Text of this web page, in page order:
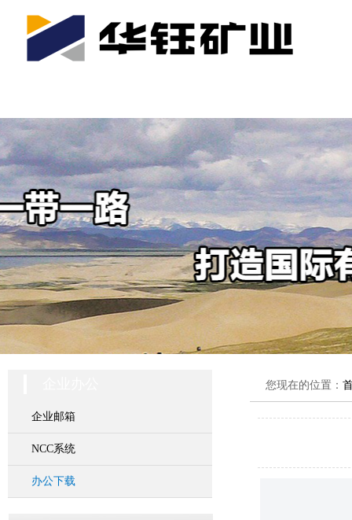
企业邮箱
NCC系统
办公下载
您现在的位置：